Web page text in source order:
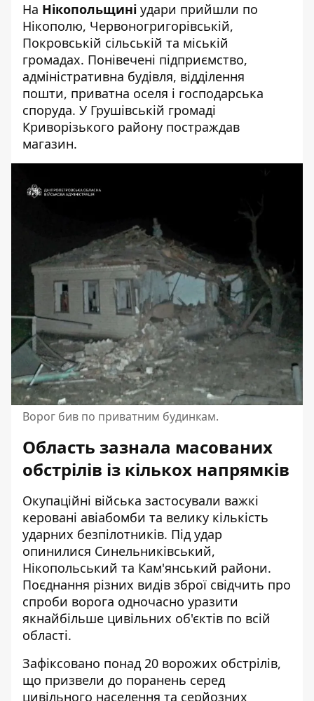
На Нікопольщині удари прийшли по
Нікополю, Червоногригорівській,
Покровській сільській та міській
громадах. Понівечені підприємство,
адміністративна будівля, відділення
пошти, приватна оселя і господарська
споруда. У Грушівській громаді
Криворізького району постраждав
магазин.
Ворог бив по приватним будинкам.
Область зазнала масованих
обстрілів із кількох напрямків
Окупаційні війська застосували важкі
керовані авіабомби та велику кількість
ударних безпілотників. Під удар
опинилися Синельниківський,
Нікопольський та Кам'янський райони.
Поєднання різних видів зброї свідчить про
спроби ворога одночасно уразити
якнайбільше цивільних об'єктів по всій
області.
Зафіксовано понад 20 ворожих обстрілів,
що призвели до поранень серед
цивільного населення та серйозних